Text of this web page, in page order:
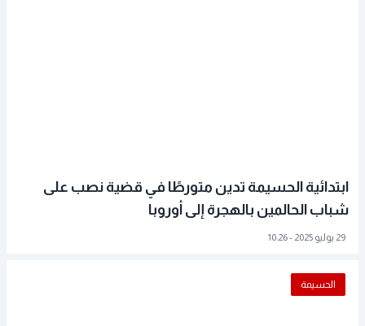
ابتدائية الحسيمة تدين متورطًا في قضية نصب على
شباب الحالمين بالهجرة إلى أوروبا
29 يوليو 2025 - 10:26
الحسيمة